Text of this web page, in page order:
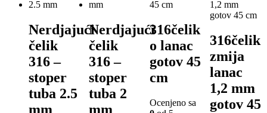
Nerdjajući
čelik
316 –
stoper
tuba 2.5
mm
Nerdjajući
čelik
316 –
stoper
tuba 2
mm
316čelik
o lanac
gotov 45
cm
Ocenjeno sa
316čelik
zmija
lanac
1,2 mm
gotov 45